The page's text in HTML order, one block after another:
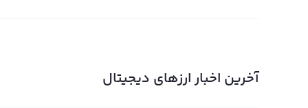
و قیمت لحظه ای رپد ان ایکس ام نیز براساس آن تغییر
آخرین اخبار ارزهای دیجیتال